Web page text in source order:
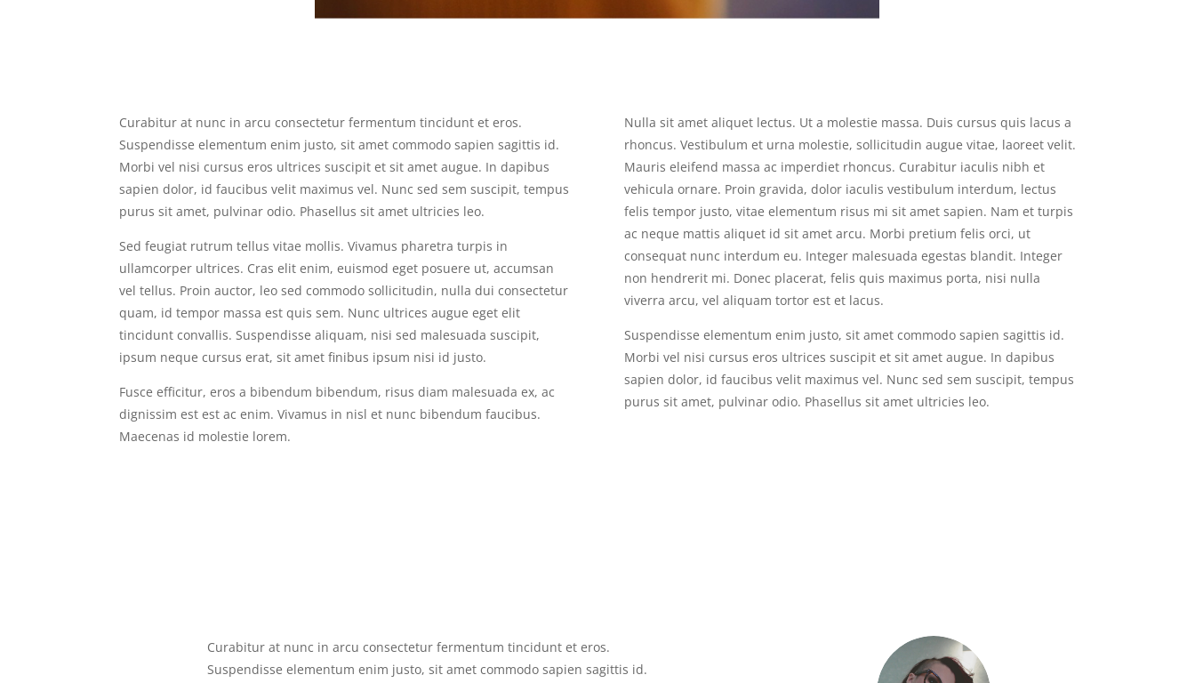
Curabitur at nunc in arcu consectetur fermentum tincidunt et eros.
Suspendisse elementum enim justo, sit amet commodo sapien sagittis id.
Morbi vel nisi cursus eros ultrices suscipit et sit amet augue. In dapibus
sapien dolor, id faucibus velit maximus vel. Nunc sed sem suscipit, tempus
purus sit amet, pulvinar odio. Phasellus sit amet ultricies leo.
Sed feugiat rutrum tellus vitae mollis. Vivamus pharetra turpis in
ullamcorper ultrices. Cras elit enim, euismod eget posuere ut, accumsan
vel tellus. Proin auctor, leo sed commodo sollicitudin, nulla dui consectetur
quam, id tempor massa est quis sem. Nunc ultrices augue eget elit
tincidunt convallis. Suspendisse aliquam, nisi sed malesuada suscipit,
ipsum neque cursus erat, sit amet finibus ipsum nisi id justo.
Fusce efficitur, eros a bibendum bibendum, risus diam malesuada ex, ac
dignissim est est ac enim. Vivamus in nisl et nunc bibendum faucibus.
Maecenas id molestie lorem.
Nulla sit amet aliquet lectus. Ut a molestie massa. Duis cursus quis lacus a
rhoncus. Vestibulum et urna molestie, sollicitudin augue vitae, laoreet velit.
Mauris eleifend massa ac imperdiet rhoncus. Curabitur iaculis nibh et
vehicula ornare. Proin gravida, dolor iaculis vestibulum interdum, lectus
felis tempor justo, vitae elementum risus mi sit amet sapien. Nam et turpis
ac neque mattis aliquet id sit amet arcu. Morbi pretium felis orci, ut
consequat nunc interdum eu. Integer malesuada egestas blandit. Integer
non hendrerit mi. Donec placerat, felis quis maximus porta, nisi nulla
viverra arcu, vel aliquam tortor est et lacus.
Suspendisse elementum enim justo, sit amet commodo sapien sagittis id.
Morbi vel nisi cursus eros ultrices suscipit et sit amet augue. In dapibus
sapien dolor, id faucibus velit maximus vel. Nunc sed sem suscipit, tempus
purus sit amet, pulvinar odio. Phasellus sit amet ultricies leo.
Curabitur at nunc in arcu consectetur fermentum tincidunt et eros.
Suspendisse elementum enim justo, sit amet commodo sapien sagittis id.